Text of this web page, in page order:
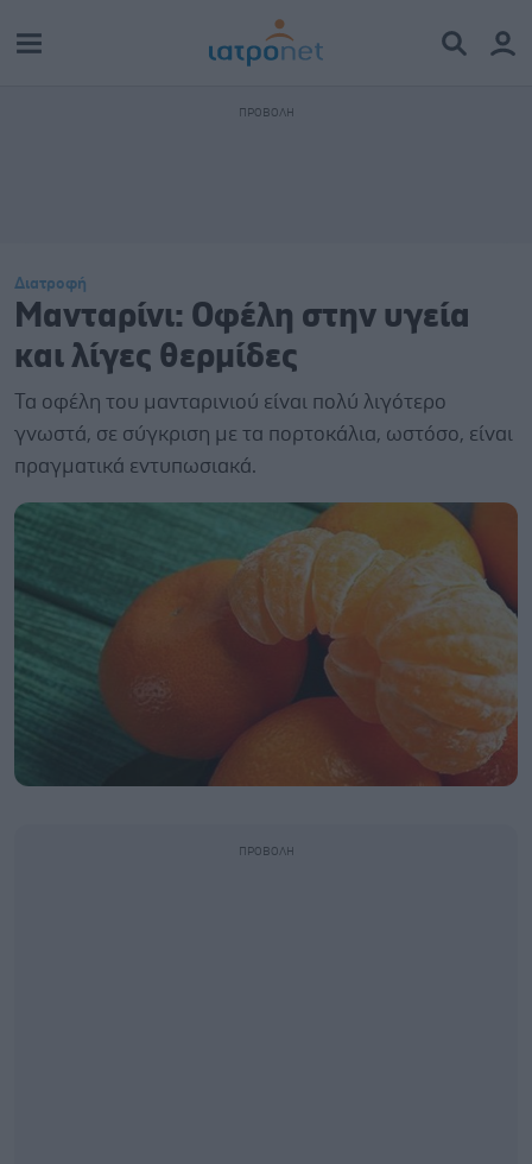
Διατροφή
Μανταρίνι: Οφέλη στην υγεία
και λίγες θερμίδες
Τα οφέλη του μανταρινιού είναι πολύ λιγότερο
γνωστά, σε σύγκριση με τα πορτοκάλια, ωστόσο, είναι
πραγματικά εντυπωσιακά.